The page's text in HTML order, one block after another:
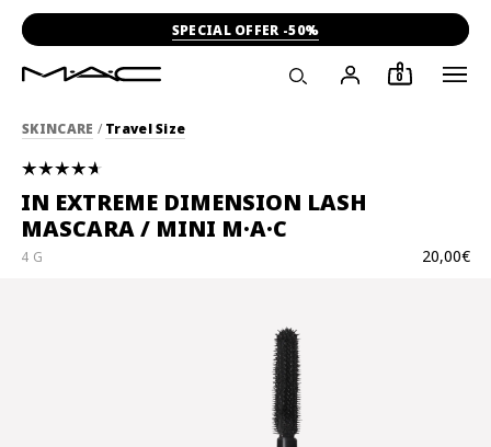
SPECIAL OFFER -50%
0
SKINCARE / Travel Size
IN EXTREME DIMENSION LASH
MASCARA / MINI M·A·C
20,00€
4 G